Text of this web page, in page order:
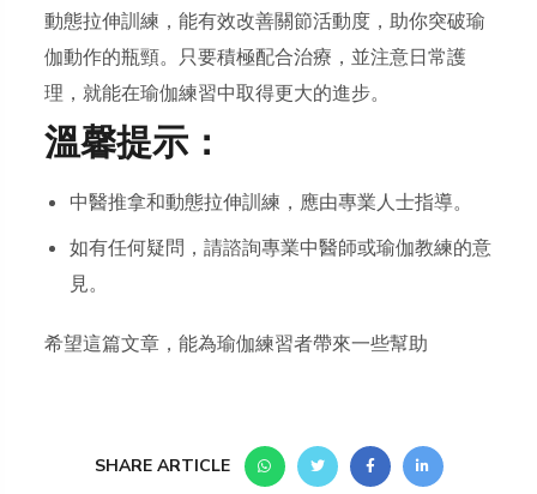
動態拉伸訓練，能有效改善關節活動度，助你突破瑜
伽動作的瓶頸。只要積極配合治療，並注意日常護
理，就能在瑜伽練習中取得更大的進步。
溫馨提示：
中醫推拿和動態拉伸訓練，應由專業人士指導。
如有任何疑問，請諮詢專業中醫師或瑜伽教練的意
見。
希望這篇文章，能為瑜伽練習者帶來一些幫助
SHARE ARTICLE